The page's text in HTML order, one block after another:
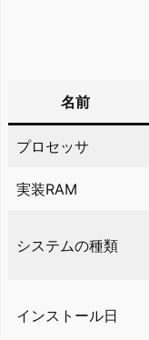
名前
プロセッサ
実装RAM
システムの種類
インストール日